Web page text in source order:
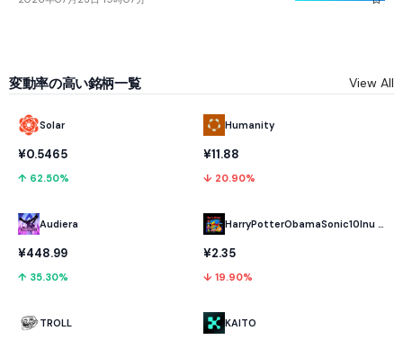
変動率の高い銘柄一覧 View All
Solar
¥0.5465
↑ 62.50%
Audiera
¥448.99
↑ 35.30%
TROLL
Humanity
¥11.88
↓ 20.90%
HarryPotterObamaSonic10Inu (ETH)
¥2.35
↓ 19.90%
KAITO